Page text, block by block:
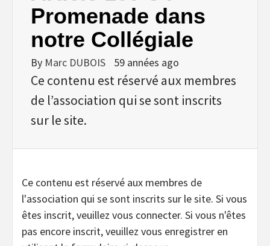
Promenade dans
notre Collégiale
By Marc DUBOIS 59 années ago
Ce contenu est réservé aux membres
de l’association qui se sont inscrits
sur le site.
Ce contenu est réservé aux membres de
l'association qui se sont inscrits sur le site. Si vous
êtes inscrit, veuillez vous connecter. Si vous n'êtes
pas encore inscrit, veuillez vous enregistrer en